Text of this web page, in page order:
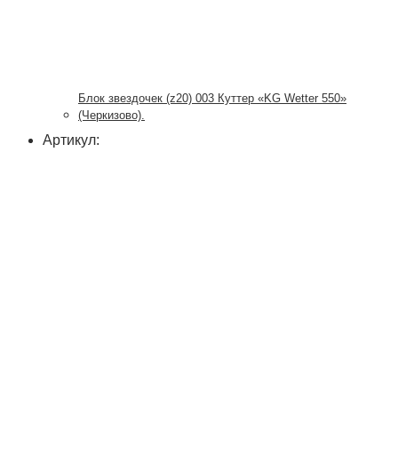
Блок звездочек (z20) 003 Куттер «KG Wetter 550»
(Черкизово).
Артикул: